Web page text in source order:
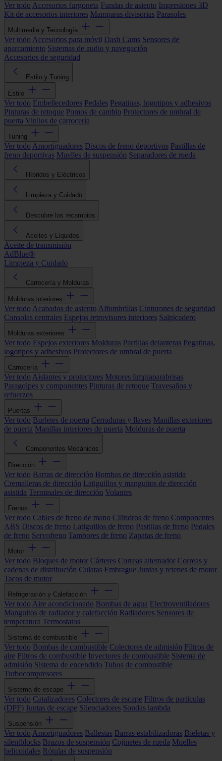
Ver todo Accesorios furgoneta Fundas de asiento Impresiones 3D
Kit de accesorios interiores Mamparas divisorias Parasoles
Multimedia y Tecnología
Ver todo Accesorios para móvil Dash Cams Sensores de
aparcamiento Sistemas de audio y navegación
Accesorios de seguridad
Estilo y Tuning
Estilo
Ver todo Embellecedores Pedales Pegatinas, logotipos y adhesivos
Pinturas de retoque Pomos de cambio Protectores de umbral de
puerta Vinilos de carrocería
Tuning
Ver todo Amortiguadores Discos de freno deportivos Pastillas de
freno deportivas Muelles de suspensión Separadores de rueda
Híbridos y Eléctricos
Limpieza y Cuidado
Descubre los recambios
Aceites y Líquidos
Aceite de transmisión
AdBlue®
Limpieza y Cuidado
Carrocería y Molduras
Molduras interiores
Ver todo Acabados de asiento Alfombrillas Cinturones de seguridad
Consolas centrales Espejos retrovisores interiores Salpicadero
Molduras exteriores
Ver todo Espejos exteriores Molduras Parrillas delanteras Pegatinas,
logotipos y adhesivos Protectores de umbral de puerta
Carrocería
Ver todo Aislantes y protectores Motores limpiaparabrisas
Paragolpes y componentes Pinturas de retoque Travesaños y
refuerzos
Puertas
Ver todo Burletes de puerta Cerraduras y llaves Manillas exteriores
de puerta Manillas interiores de puerta Molduras de puerta
Componentes Mecánicos
Dirección
Ver todo Barras de dirección Bombas de dirección asistida
Cremalleras de dirección Latiguillos y manguitos de dirección
asistida Terminales de dirección Volantes
Frenos
Ver todo Cables de freno de mano Cilindros de freno Componentes
ABS Discos de freno Latiguillos de freno Pastillas de freno Pedales
de freno Servofreno Tambores de freno Zapatas de freno
Motor
Ver todo Bloques de motor Cárteres Correas alternador Correas y
cadenas de distribución Culatas Embrague Juntas y retenes de motor
Tacos de motor
Refrigeración y Calefacción
Ver todo Aire acondicionado Bombas de agua Electroventiladores
Manguitos de radiador y calefacción Radiadores Sensores de
temperatura Termostatos
Sistema de combustible
Ver todo Bombas de combustible Colectores de admisión Filtros de
aire Filtros de combustible Inyectores de combustible Sistema de
admisión Sistema de encendido Tubos de combustible
Turbocompresores
Sistema de escape
Ver todo Catalizadores Colectores de escape Filtros de partículas
(DPF) Juntas de escape Silenciadores Sondas lambda
Suspensión
Ver todo Amortiguadores Ballestas Barras estabilizadoras Bieletas y
silentblocks Brazos de suspensión Cojinetes de rueda Muelles
helicoidales Rótulas de suspensión